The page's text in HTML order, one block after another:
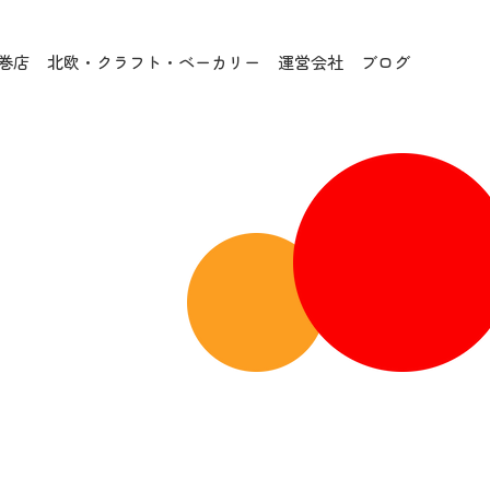
店 北欧・クラフト・ベーカリー 運営会社 ブログ